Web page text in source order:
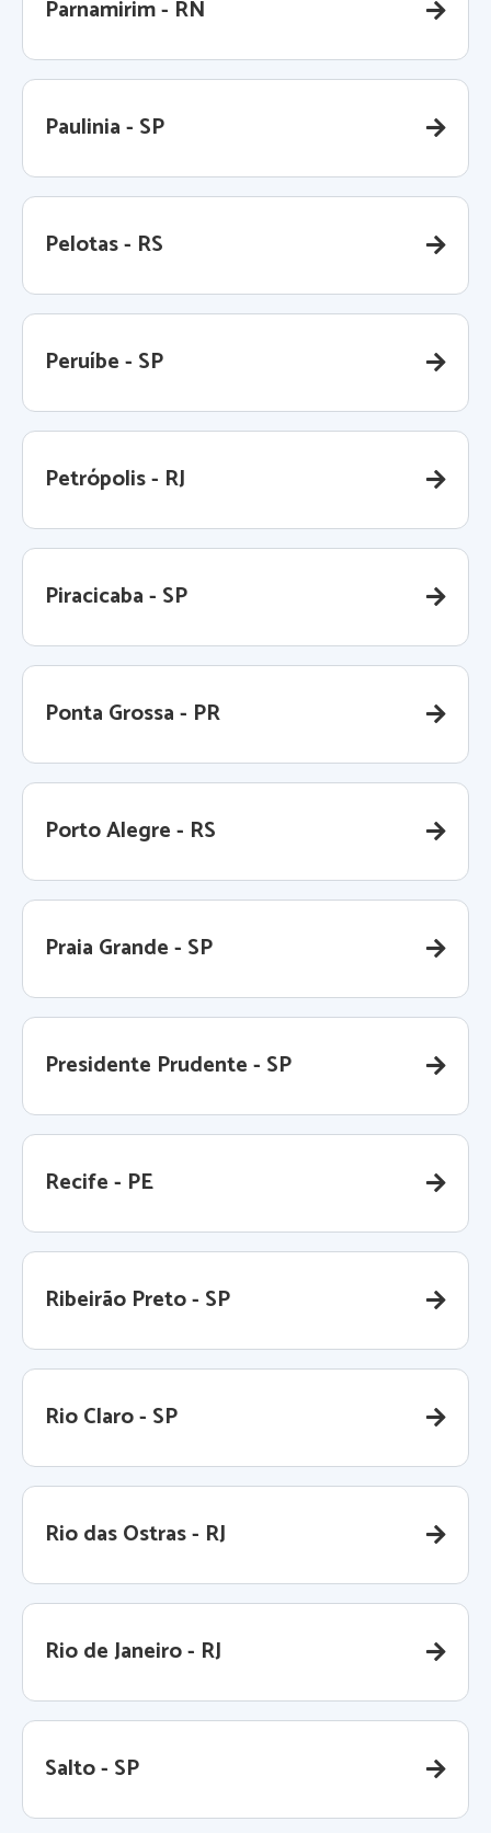
Parnamirim - RN
Paulinia - SP
Pelotas - RS
Peruíbe - SP
Petrópolis - RJ
Piracicaba - SP
Ponta Grossa - PR
Porto Alegre - RS
Praia Grande - SP
Presidente Prudente - SP
Recife - PE
Ribeirão Preto - SP
Rio Claro - SP
Rio das Ostras - RJ
Rio de Janeiro - RJ
Salto - SP